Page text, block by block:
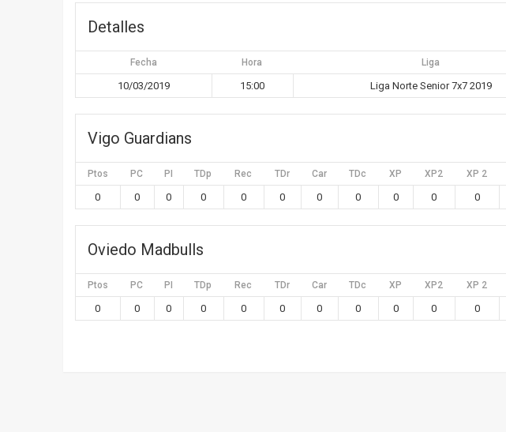
Detalles
Fecha Hora Liga
10/03/2019 15:00 Liga Norte Senior 7x7 2019
Vigo Guardians
Ptos PC PI TDp Rec TDr Car TDc XP XP2 XP 2
0 0 0 0 0 0 0 0 0 0 0
Oviedo Madbulls
Ptos PC PI TDp Rec TDr Car TDc XP XP2 XP 2
0 0 0 0 0 0 0 0 0 0 0